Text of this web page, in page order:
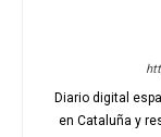
Diario digital
en Cataluña y